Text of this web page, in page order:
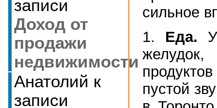
записи
Доход от
продажи
недвижимости
Анатолий к
записи
сильное
1. Еда.
пустой